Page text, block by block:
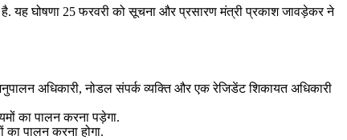
यह घोषणा 25 फरवरी को सूचना और प्रसारण मंत्री प्रकाश जावड़ेकर ने
अधिकारी, नोडल संपर्क व्यक्ति और एक रेजिडेंट शिकायत अधिकारी
का पालन करना पड़ेगा.
पालन करना होगा.